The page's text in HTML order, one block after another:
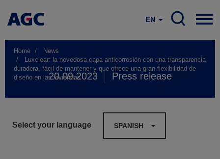
EN
Home
News
Luxclear: la novedosa capa anticorrosión con una transparencia
duradera, fácil de mantener y que ofrece una gran flexibilidad de
diseño en las viviendas
20.09.2023 Press release
Select your language SPANISH